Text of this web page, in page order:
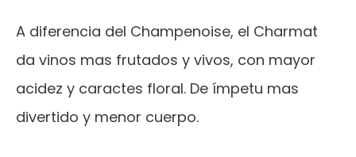
A diferencia del Champenoise, el Charmat
da vinos mas frutados y vivos, con mayor
acidez y caractes floral. De ímpetu mas
divertido y menor cuerpo.